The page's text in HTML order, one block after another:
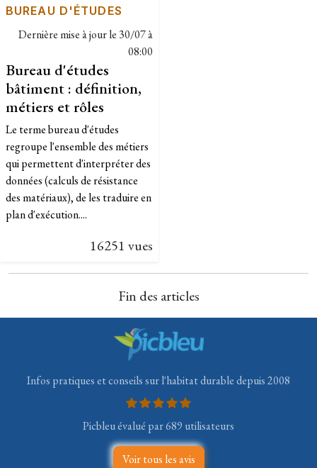
BUREAU D'ÉTUDES
Dernière mise à jour le 30/07 à
08:00
Bureau d'études
bâtiment : définition,
métiers et rôles
Le terme bureau d'études
regroupe l'ensemble des métiers
qui permettent d'interpréter des
données (calculs de résistance
des matériaux), de les traduire en
plan d'exécution....
16251 vues
Fin des articles
Infos pratiques et conseils sur l'habitat durable depuis 2008
Picbleu évalué par 689 utilisateurs
Voir tous les avis